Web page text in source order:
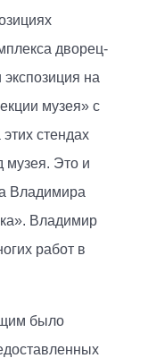
дворец-
на
музея» с
стендах
Это и
Владимира
Владимир
работ в
было